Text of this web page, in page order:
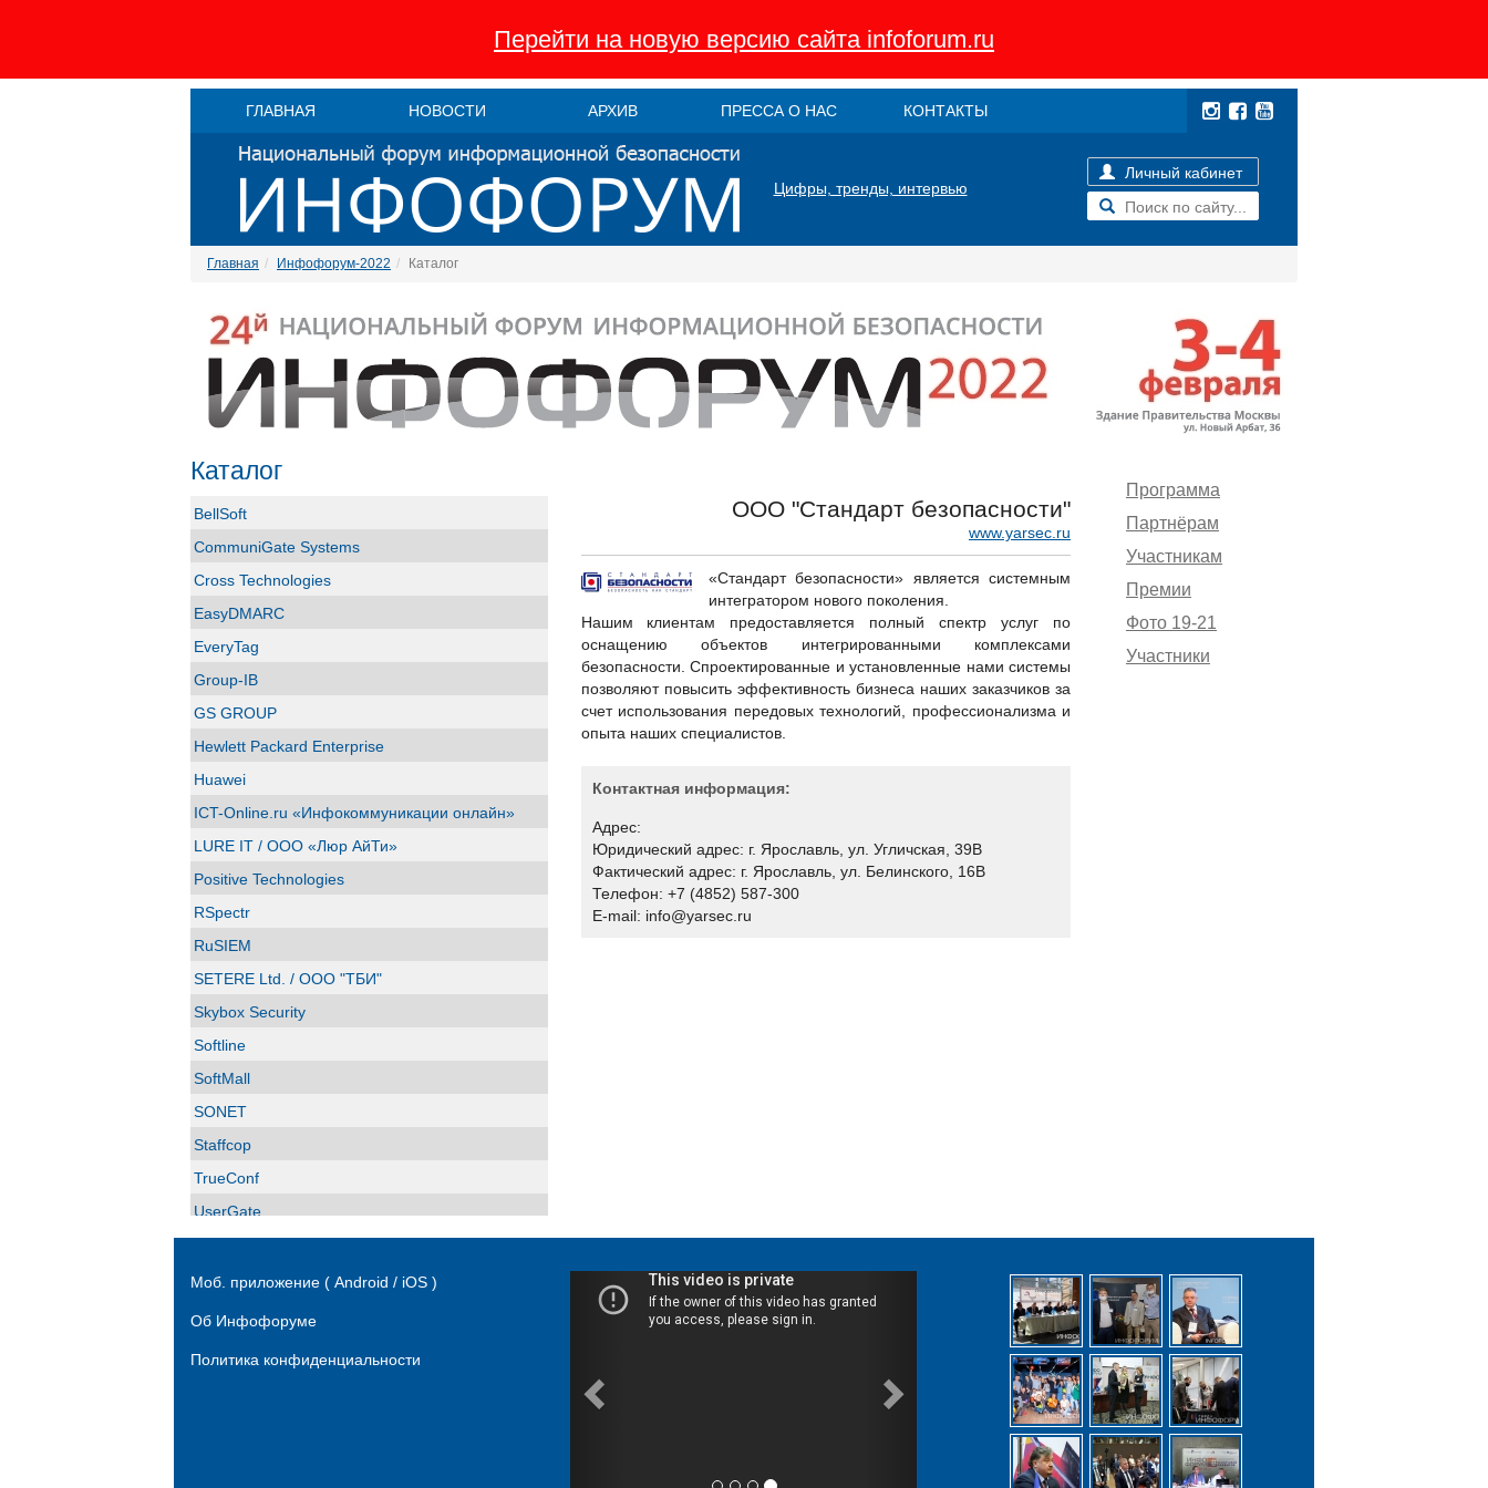
ГЛАВНАЯ НОВОСТИ АРХИВ ПРЕССА О НАС КОНТАКТЫ
Цифры, тренды, интервью
Личный кабинет
Главная Инфофорум-2022 Каталог
Перейти на новую версию сайта infoforum.ru
Каталог
BellSoft
CommuniGate Systems
Cross Technologies
EasyDMARC
EveryTag
Group-IB
GS GROUP
Hewlett Packard Enterprise
Huawei
ICT-Online.ru «Инфокоммуникации онлайн»
LURE IT / ООО «Люр АйТи»
Positive Technologies
RSpectr
RuSIEM
SETERE Ltd. / ООО "ТБИ"
Skybox Security
Softline
SoftMall
SONET
Staffcop
TrueConf
UserGate
«НПЦ «КСБ»
ООО "Стандарт безопасности"
www.yarsec.ru
«Стандарт безопасности» является системным
интегратором нового поколения.
Нашим клиентам предоставляется полный спектр услуг по
оснащению объектов интегрированными комплексами
безопасности. Спроектированные и установленные нами системы
позволяют повысить эффективность бизнеса наших заказчиков за
счет использования передовых технологий, профессионализма и
опыта наших специалистов.
Контактная информация:
Адрес:
Юридический адрес: г. Ярославль, ул. Угличская, 39В
Фактический адрес: г. Ярославль, ул. Белинского, 16В
Телефон: +7 (4852) 587-300
E-mail: info@yarsec.ru
Программа
Партнёрам
Участникам
Премии
Фото 19-21
Участники
Моб. приложение ( Android / iOS )
Об Инфофоруме
Политика конфиденциальности